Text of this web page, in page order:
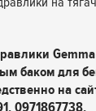
Gemma
баком для
на
0971867738.